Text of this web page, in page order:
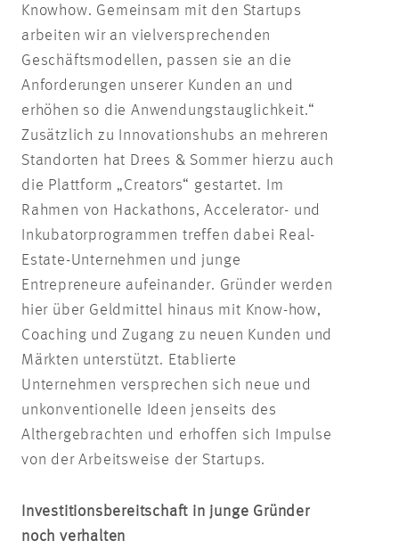
Knowhow. Gemeinsam mit den Startups
arbeiten wir an vielversprechenden
Geschäftsmodellen, passen sie an die
Anforderungen unserer Kunden an und
erhöhen so die Anwendungstauglichkeit.“
Zusätzlich zu Innovationshubs an mehreren
Standorten hat Drees & Sommer hierzu auch
die Plattform „Creators“ gestartet. Im
Rahmen von Hackathons, Accelerator- und
Inkubatorprogrammen treffen dabei Real-
Estate-Unternehmen und junge
Entrepreneure aufeinander. Gründer werden
hier über Geldmittel hinaus mit Know-how,
Coaching und Zugang zu neuen Kunden und
Märkten unterstützt. Etablierte
Unternehmen versprechen sich neue und
unkonventionelle Ideen jenseits des
Althergebrachten und erhoffen sich Impulse
von der Arbeitsweise der Startups.
Investitionsbereitschaft in junge Gründer
noch verhalten